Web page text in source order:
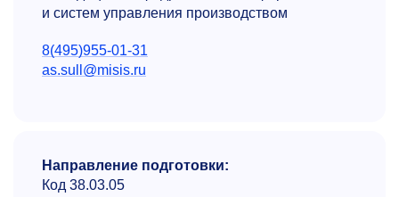
и систем управления производством
8(495)955-01-31
as.sull@misis.ru
Направление подготовки:
Код 38.03.05